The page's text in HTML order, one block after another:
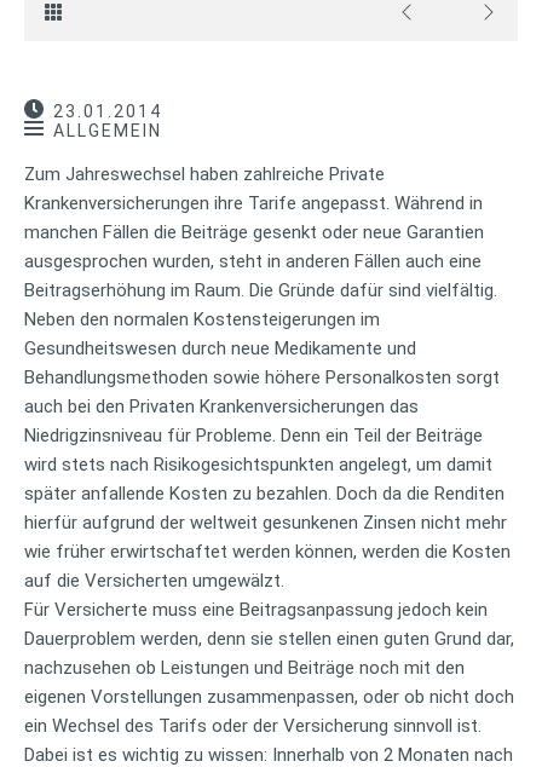
23.01.2014
ALLGEMEIN
Zum Jahreswechsel haben zahlreiche Private
Krankenversicherungen ihre Tarife angepasst. Während in
manchen Fällen die Beiträge gesenkt oder neue Garantien
ausgesprochen wurden, steht in anderen Fällen auch eine
Beitragserhöhung im Raum. Die Gründe dafür sind vielfältig.
Neben den normalen Kostensteigerungen im
Gesundheitswesen durch neue Medikamente und
Behandlungsmethoden sowie höhere Personalkosten sorgt
auch bei den Privaten Krankenversicherungen das
Niedrigzinsniveau für Probleme. Denn ein Teil der Beiträge
wird stets nach Risikogesichtspunkten angelegt, um damit
später anfallende Kosten zu bezahlen. Doch da die Renditen
hierfür aufgrund der weltweit gesunkenen Zinsen nicht mehr
wie früher erwirtschaftet werden können, werden die Kosten
auf die Versicherten umgewälzt.
Für Versicherte muss eine Beitragsanpassung jedoch kein
Dauerproblem werden, denn sie stellen einen guten Grund dar,
nachzusehen ob Leistungen und Beiträge noch mit den
eigenen Vorstellungen zusammenpassen, oder ob nicht doch
ein Wechsel des Tarifs oder der Versicherung sinnvoll ist.
Dabei ist es wichtig zu wissen: Innerhalb von 2 Monaten nach